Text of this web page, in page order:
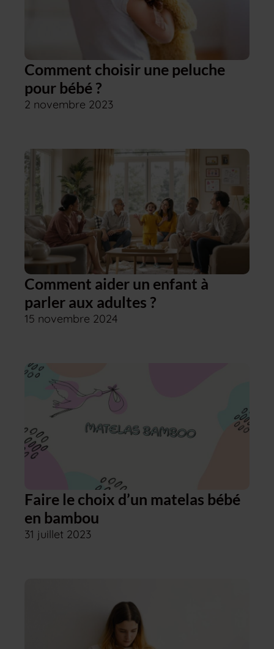
Comment choisir une peluche
pour bébé ?
2 novembre 2023
Comment aider un enfant à
parler aux adultes ?
15 novembre 2024
Faire le choix d’un matelas bébé
en bambou
31 juillet 2023